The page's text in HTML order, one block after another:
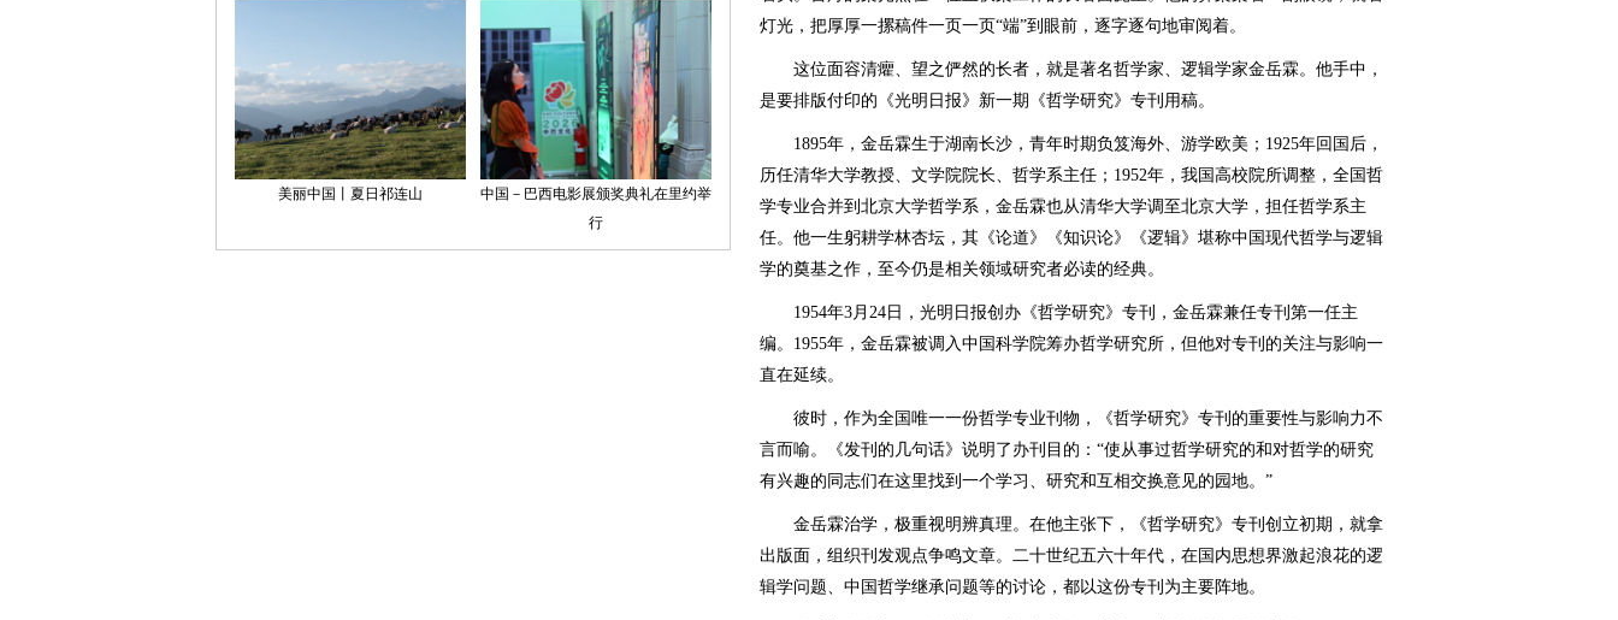
灯光，把厚厚一摞稿件一页一页“端”到眼前，逐字逐句地审阅着。
这位面容清癯、望之俨然的长者，就是著名哲学家、逻辑学家金岳霖。他手中，
是要排版付印的《光明日报》新一期《哲学研究》专刊用稿。
1895年，金岳霖生于湖南长沙，青年时期负笈海外、游学欧美；1925年回国后，
历任清华大学教授、文学院院长、哲学系主任；1952年，我国高校院所调整，全国哲
学专业合并到北京大学哲学系，金岳霖也从清华大学调至北京大学，担任哲学系主
任。他一生躬耕学林杏坛，其《论道》《知识论》《逻辑》堪称中国现代哲学与逻辑
学的奠基之作，至今仍是相关领域研究者必读的经典。
1954年3月24日，光明日报创办《哲学研究》专刊，金岳霖兼任专刊第一任主
编。1955年，金岳霖被调入中国科学院筹办哲学研究所，但他对专刊的关注与影响一
直在延续。
彼时，作为全国唯一一份哲学专业刊物，《哲学研究》专刊的重要性与影响力不
言而喻。《发刊的几句话》说明了办刊目的：“使从事过哲学研究的和对哲学的研究
有兴趣的同志们在这里找到一个学习、研究和互相交换意见的园地。”
金岳霖治学，极重视明辨真理。在他主张下，《哲学研究》专刊创立初期，就拿
出版面，组织刊发观点争鸣文章。二十世纪五六十年代，在国内思想界激起浪花的逻
辑学问题、中国哲学继承问题等的讨论，都以这份专刊为主要阵地。